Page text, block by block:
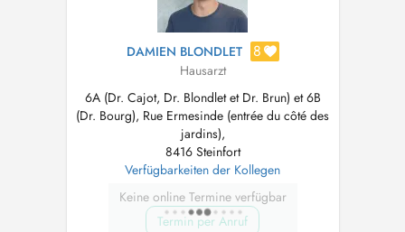
DAMIEN BLONDLET 8
Hausarzt
6A (Dr. Cajot, Dr. Blondlet et Dr. Brun) et 6B
(Dr. Bourg), Rue Ermesinde (entrée du côté des
jardins),
8416 Steinfort
Verfügbarkeiten der Kollegen
Keine online Termine verfügbar
Termin per Anruf